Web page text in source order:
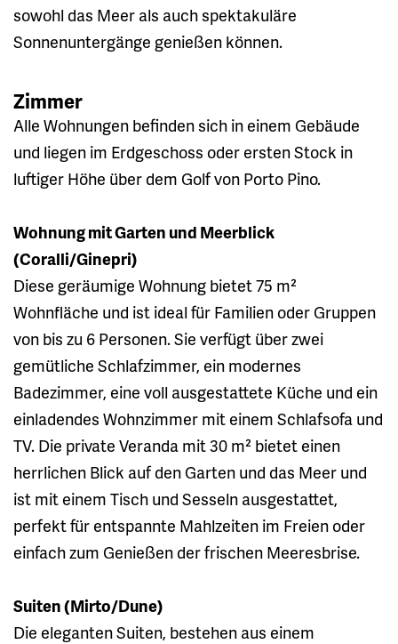
sowohl das Meer als auch spektakuläre
Sonnenuntergänge genießen können.
Zimmer
Alle Wohnungen befinden sich in einem Gebäude
und liegen im Erdgeschoss oder ersten Stock in
luftiger Höhe über dem Golf von Porto Pino.
Wohnung mit Garten und Meerblick
(Coralli/Ginepri)
Diese geräumige Wohnung bietet 75 m²
Wohnfläche und ist ideal für Familien oder Gruppen
von bis zu 6 Personen. Sie verfügt über zwei
gemütliche Schlafzimmer, ein modernes
Badezimmer, eine voll ausgestattete Küche und ein
einladendes Wohnzimmer mit einem Schlafsofa und
TV. Die private Veranda mit 30 m² bietet einen
herrlichen Blick auf den Garten und das Meer und
ist mit einem Tisch und Sesseln ausgestattet,
perfekt für entspannte Mahlzeiten im Freien oder
einfach zum Genießen der frischen Meeresbrise.
Suiten (Mirto/Dune)
Die eleganten Suiten, bestehen aus einem